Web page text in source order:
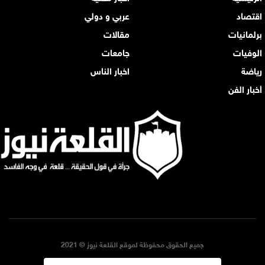
اقتصاد
عربي و دولي
برلمانيات
مقالات
الوفيات
جامعات
رياضة
اخبار الناس
أخبار الفن
جميع الحقوق محفوظة لموقع القلعة نيوز © 2021